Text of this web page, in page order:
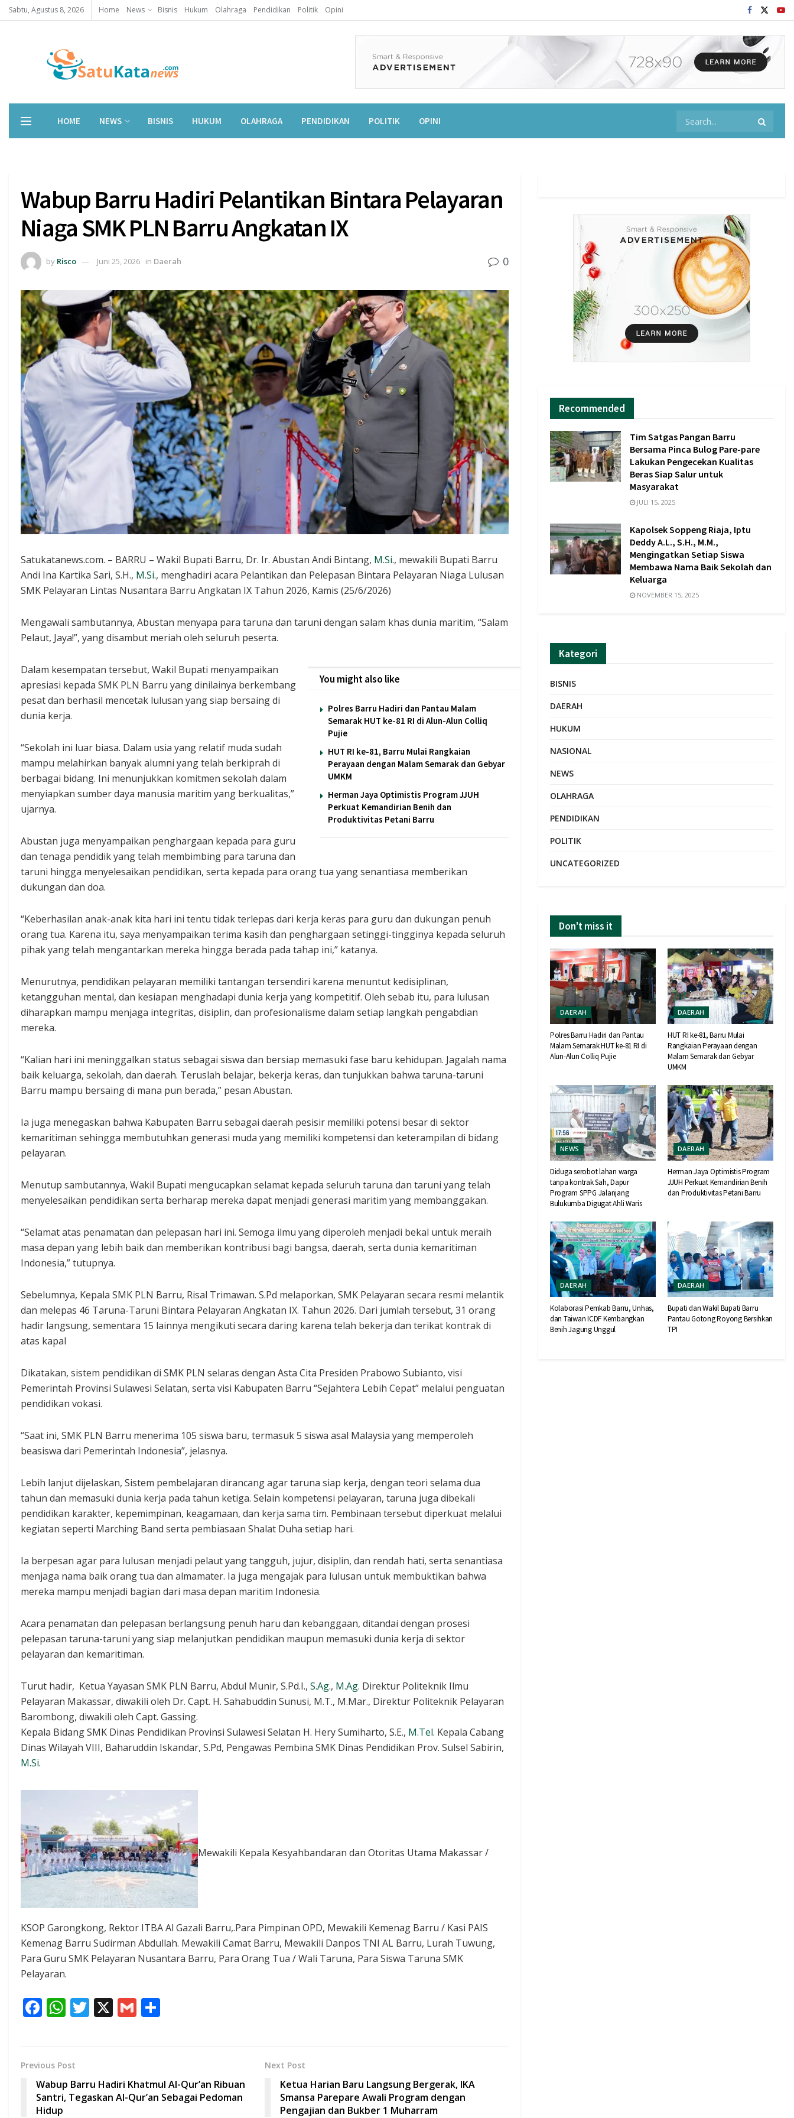
Sabtu, Agustus 8, 2026 Home News Bisnis Hukum Olahraga Pendidikan Politik Opini
HOME NEWS BISNIS HUKUM OLAHRAGA PENDIDIKAN POLITIK OPINI
Wabup Barru Hadiri Pelantikan Bintara Pelayaran
Niaga SMK PLN Barru Angkatan IX
by Risco Juni 25, 2026 in Daerah 0
Satukatanews.com. – BARRU – Wakil Bupati Barru, Dr. Ir. Abustan Andi Bintang, M.Si., mewakili Bupati Barru
Andi Ina Kartika Sari, S.H., M.Si., menghadiri acara Pelantikan dan Pelepasan Bintara Pelayaran Niaga Lulusan
SMK Pelayaran Lintas Nusantara Barru Angkatan IX Tahun 2026, Kamis (25/6/2026)
Mengawali sambutannya, Abustan menyapa para taruna dan taruni dengan salam khas dunia maritim, “Salam
Pelaut, Jaya!”, yang disambut meriah oleh seluruh peserta.
You might also like
Polres Barru Hadiri dan Pantau Malam
Semarak HUT ke-81 RI di Alun-Alun Colliq
Pujie
HUT RI ke-81, Barru Mulai Rangkaian
Perayaan dengan Malam Semarak dan Gebyar
UMKM
Herman Jaya Optimistis Program JJUH
Perkuat Kemandirian Benih dan
Produktivitas Petani Barru
Dalam kesempatan tersebut, Wakil Bupati menyampaikan
apresiasi kepada SMK PLN Barru yang dinilainya berkembang
pesat dan berhasil mencetak lulusan yang siap bersaing di
dunia kerja.
“Sekolah ini luar biasa. Dalam usia yang relatif muda sudah
mampu melahirkan banyak alumni yang telah berkiprah di
berbagai bidang. Ini menunjukkan komitmen sekolah dalam
menyiapkan sumber daya manusia maritim yang berkualitas,”
ujarnya.
Abustan juga menyampaikan penghargaan kepada para guru
dan tenaga pendidik yang telah membimbing para taruna dan
taruni hingga menyelesaikan pendidikan, serta kepada para orang tua yang senantiasa memberikan
dukungan dan doa.
“Keberhasilan anak-anak kita hari ini tentu tidak terlepas dari kerja keras para guru dan dukungan penuh
orang tua. Karena itu, saya menyampaikan terima kasih dan penghargaan setinggi-tingginya kepada seluruh
pihak yang telah mengantarkan mereka hingga berada pada tahap ini,” katanya.
Menurutnya, pendidikan pelayaran memiliki tantangan tersendiri karena menuntut kedisiplinan,
ketangguhan mental, dan kesiapan menghadapi dunia kerja yang kompetitif. Oleh sebab itu, para lulusan
diharapkan mampu menjaga integritas, disiplin, dan profesionalisme dalam setiap langkah pengabdian
mereka.
“Kalian hari ini meninggalkan status sebagai siswa dan bersiap memasuki fase baru kehidupan. Jagalah nama
baik keluarga, sekolah, dan daerah. Teruslah belajar, bekerja keras, dan tunjukkan bahwa taruna-taruni
Barru mampu bersaing di mana pun berada,” pesan Abustan.
Ia juga menegaskan bahwa Kabupaten Barru sebagai daerah pesisir memiliki potensi besar di sektor
kemaritiman sehingga membutuhkan generasi muda yang memiliki kompetensi dan keterampilan di bidang
pelayaran.
Menutup sambutannya, Wakil Bupati mengucapkan selamat kepada seluruh taruna dan taruni yang telah
menyelesaikan pendidikan serta berharap mereka dapat menjadi generasi maritim yang membanggakan.
“Selamat atas penamatan dan pelepasan hari ini. Semoga ilmu yang diperoleh menjadi bekal untuk meraih
masa depan yang lebih baik dan memberikan kontribusi bagi bangsa, daerah, serta dunia kemaritiman
Indonesia,” tutupnya.
Sebelumnya, Kepala SMK PLN Barru, Risal Trimawan. S.Pd melaporkan, SMK Pelayaran secara resmi melantik
dan melepas 46 Taruna-Taruni Bintara Pelayaran Angkatan IX. Tahun 2026. Dari jumlah tersebut, 31 orang
hadir langsung, sementara 15 lainnya mengikuti secara daring karena telah bekerja dan terikat kontrak di
atas kapal
Dikatakan, sistem pendidikan di SMK PLN selaras dengan Asta Cita Presiden Prabowo Subianto, visi
Pemerintah Provinsi Sulawesi Selatan, serta visi Kabupaten Barru “Sejahtera Lebih Cepat” melalui penguatan
pendidikan vokasi.
“Saat ini, SMK PLN Barru menerima 105 siswa baru, termasuk 5 siswa asal Malaysia yang memperoleh
beasiswa dari Pemerintah Indonesia”, jelasnya.
Lebih lanjut dijelaskan, Sistem pembelajaran dirancang agar taruna siap kerja, dengan teori selama dua
tahun dan memasuki dunia kerja pada tahun ketiga. Selain kompetensi pelayaran, taruna juga dibekali
pendidikan karakter, kepemimpinan, keagamaan, dan kerja sama tim. Pembinaan tersebut diperkuat melalui
kegiatan seperti Marching Band serta pembiasaan Shalat Duha setiap hari.
Ia berpesan agar para lulusan menjadi pelaut yang tangguh, jujur, disiplin, dan rendah hati, serta senantiasa
menjaga nama baik orang tua dan almamater. Ia juga mengajak para lulusan untuk membuktikan bahwa
mereka mampu menjadi bagian dari masa depan maritim Indonesia.
Acara penamatan dan pelepasan berlangsung penuh haru dan kebanggaan, ditandai dengan prosesi
pelepasan taruna-taruni yang siap melanjutkan pendidikan maupun memasuki dunia kerja di sektor
pelayaran dan kemaritiman.
Turut hadir, Ketua Yayasan SMK PLN Barru, Abdul Munir, S.Pd.I., S.Ag., M.Ag. Direktur Politeknik Ilmu
Pelayaran Makassar, diwakili oleh Dr. Capt. H. Sahabuddin Sunusi, M.T., M.Mar., Direktur Politeknik Pelayaran
Barombong, diwakili oleh Capt. Gassing.
Kepala Bidang SMK Dinas Pendidikan Provinsi Sulawesi Selatan H. Hery Sumiharto, S.E., M.Tel. Kepala Cabang
Dinas Wilayah VIII, Baharuddin Iskandar, S.Pd, Pengawas Pembina SMK Dinas Pendidikan Prov. Sulsel Sabirin,
M.Si.
Mewakili Kepala Kesyahbandaran dan Otoritas Utama Makassar /
KSOP Garongkong, Rektor ITBA Al Gazali Barru,.Para Pimpinan OPD, Mewakili Kemenag Barru / Kasi PAIS
Kemenag Barru Sudirman Abdullah. Mewakili Camat Barru, Mewakili Danpos TNI AL Barru, Lurah Tuwung,
Para Guru SMK Pelayaran Nusantara Barru, Para Orang Tua / Wali Taruna, Para Siswa Taruna SMK
Pelayaran.
F
b
o
o
W
s
A
p
T X G
Previous Post
Wabup Barru Hadiri Khatmul Al-Qur’an Ribuan
Santri, Tegaskan Al-Qur’an Sebagai Pedoman
Hidup
Next Post
Ketua Harian Baru Langsung Bergerak, IKA
Smansa Parepare Awali Program dengan
Pengajian dan Bukber 1 Muharram
Recommended
Tim Satgas Pangan Barru
Bersama Pinca Bulog Pare-pare
Lakukan Pengecekan Kualitas
Beras Siap Salur untuk
Masyarakat
JULI 15, 2025
Kapolsek Soppeng Riaja, Iptu
Deddy A.L., S.H., M.M.,
Mengingatkan Setiap Siswa
Membawa Nama Baik Sekolah dan
Keluarga
NOVEMBER 15, 2025
Kategori
BISNIS
DAERAH
HUKUM
NASIONAL
NEWS
OLAHRAGA
PENDIDIKAN
POLITIK
UNCATEGORIZED
Don't miss it
DAERAH
Polres Barru Hadiri dan Pantau
Malam Semarak HUT ke-81 RI di
Alun-Alun Colliq Pujie
DAERAH
HUT RI ke-81, Barru Mulai
Rangkaian Perayaan dengan
Malam Semarak dan Gebyar
UMKM
NEWS
Diduga serobot lahan warga
tanpa kontrak Sah, Dapur
Program SPPG Jalanjang
Bulukumba Digugat Ahli Waris
DAERAH
Herman Jaya Optimistis Program
JJUH Perkuat Kemandirian Benih
dan Produktivitas Petani Barru
DAERAH
Kolaborasi Pemkab Barru, Unhas,
dan Taiwan ICDF Kembangkan
Benih Jagung Unggul
DAERAH
Bupati dan Wakil Bupati Barru
Pantau Gotong Royong Bersihkan
TPI